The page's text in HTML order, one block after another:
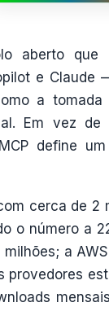
aberto que
e Claude
a
Em vez de
define
cerca de 2
o número a
a